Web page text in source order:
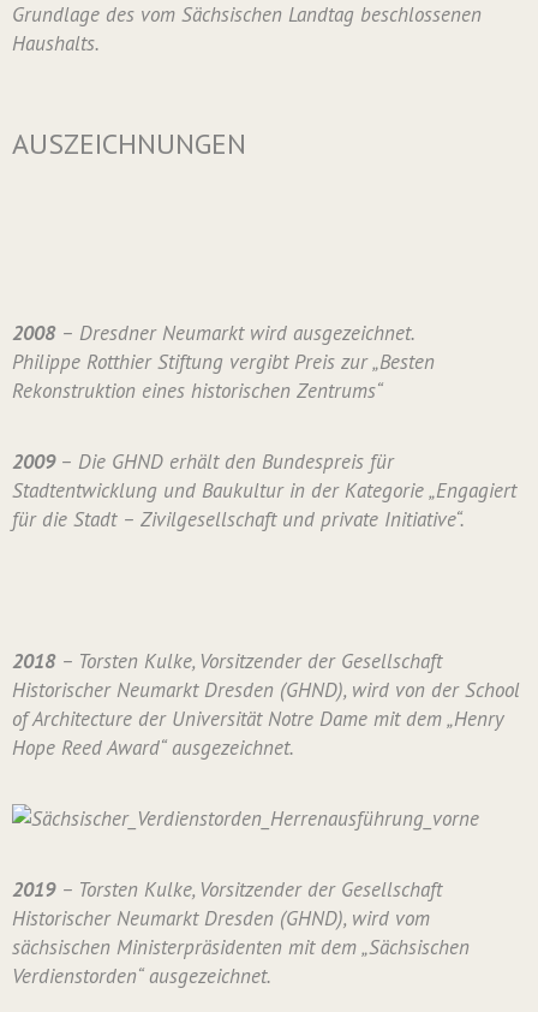
Grundlage des vom Sächsischen Landtag beschlossenen
Haushalts.
AUSZEICHNUNGEN
2008– Dresdner Neumarkt wird ausgezeichnet.
Philippe Rotthier Stiftung vergibt Preis zur „Besten
Rekonstruktion eines historischen Zentrums“
2009 – Die GHND erhält den Bundespreis für
Stadtentwicklung und Baukultur in der Kategorie „Engagiert
für die Stadt – Zivilgesellschaft und private Initiative“.
2018– Torsten Kulke, Vorsitzender der Gesellschaft
Historischer Neumarkt Dresden (GHND), wird von der School
of Architecture der Universität Notre Dame mit dem „Henry
Hope Reed Award“ ausgezeichnet.
2019– Torsten Kulke, Vorsitzender der Gesellschaft
Historischer Neumarkt Dresden (GHND), wird vom
sächsischen Ministerpräsidenten mit dem „Sächsischen
Verdienstorden“ ausgezeichnet.